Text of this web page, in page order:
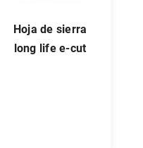
hoja de sierra
long life e-cut